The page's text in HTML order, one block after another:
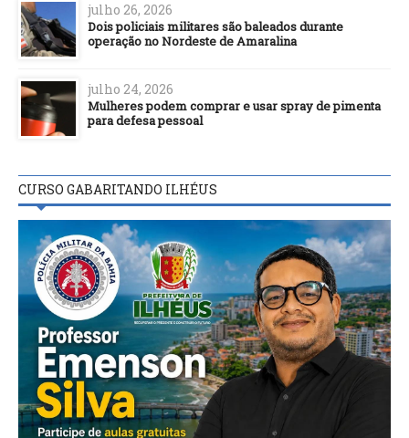
julho 26, 2026
Dois policiais militares são baleados durante
operação no Nordeste de Amaralina
julho 24, 2026
Mulheres podem comprar e usar spray de pimenta
para defesa pessoal
CURSO GABARITANDO ILHÉUS